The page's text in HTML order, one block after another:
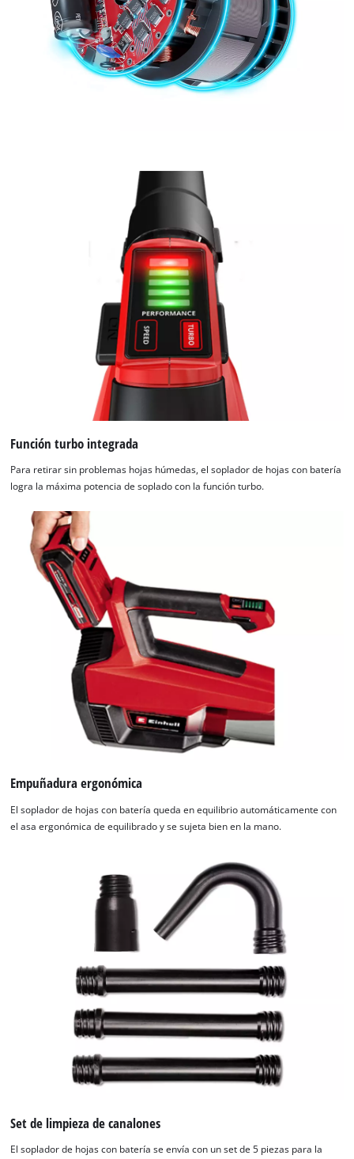
Función turbo integrada
Para retirar sin problemas hojas húmedas, el soplador de hojas con batería
logra la máxima potencia de soplado con la función turbo.
Empuñadura ergonómica
El soplador de hojas con batería queda en equilibrio automáticamente con
el asa ergonómica de equilibrado y se sujeta bien en la mano.
Set de limpieza de canalones
El soplador de hojas con batería se envía con un set de 5 piezas para la